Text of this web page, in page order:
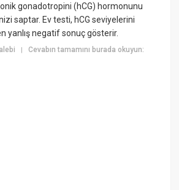
gonadotropini (hCG) hormonunu
saptar. Ev testi, hCG seviyelerini
yanlış negatif sonuç gösterir.
|Cevabın tamamını burada okuyun: